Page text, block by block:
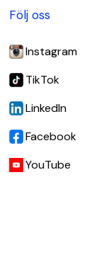
Följ oss
Instagram
TikTok
LinkedIn
Facebook
YouTube